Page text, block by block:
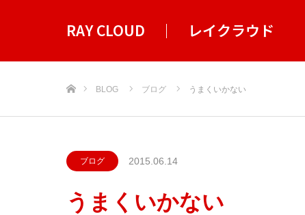
RAY CLOUD ｜ レイクラウド
BLOG ブログ うまくいかない
ブログ 2015.06.14
うまくいかない